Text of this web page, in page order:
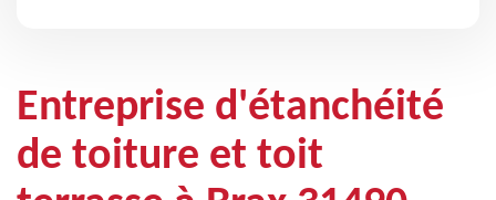
Entreprise d'étanchéité
de toiture et toit